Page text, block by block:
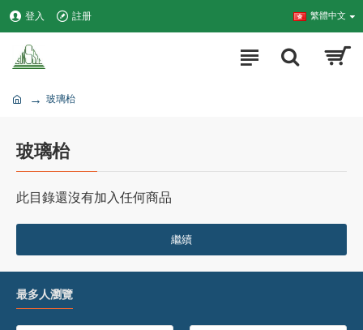
登入 註册 繁體中文
玻璃枱
玻璃枱
此目錄還沒有加入任何商品
繼續
最多人瀏覽